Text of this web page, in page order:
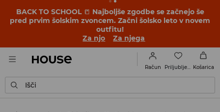
BACK TO SCHOOL 📒 Najboljše zgodbe se začnejo še
pred prvim šolskim zvoncem. Začni šolsko leto v novem
outfitu!
Za njo
Za njega
Račun Košarica
Išči